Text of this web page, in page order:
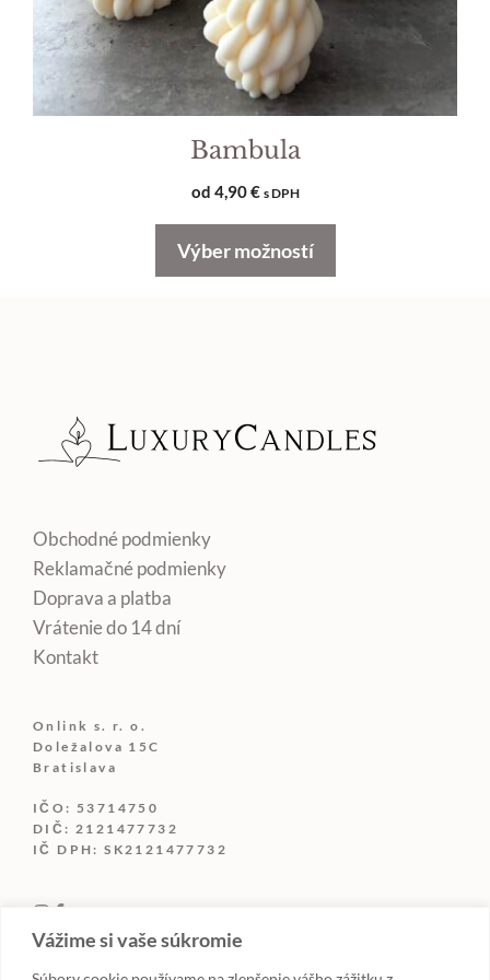
Vážime si vaše súkromie
Bambula
od 4,90€ s DPH
Výber možností
stránke
produktu.
Obchodné podmienky
Reklamačné podmienky
Doprava a platba
Vrátenie do 14 dní
Kontakt
Onlink s. r. o.
Doležalova 15C
Bratislava
IČO: 53714750
DIČ: 2121477732
IČ DPH: SK2121477732